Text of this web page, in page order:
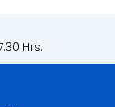
Hrs.